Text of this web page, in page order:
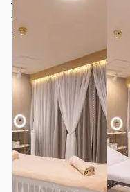
伏見栄・伏見の真ん中✨
ナーズルーム✨可燃ごみ捨
FUN SPACE 伏見